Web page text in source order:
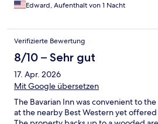
Edward, Aufenthalt von 1 Nacht
Verifizierte Bewertung
8/10 – Sehr gut
17. Apr. 2026
Mit Google übersetzen
The Bavarian Inn was convenient to
at the nearby Best Western yet